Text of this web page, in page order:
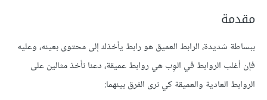
مقدمة
ببساطة شديدة، الرابط العميق هو رابط يأخذك إلى محتوى بعينه، وعليه
فإن أغلب الروابط في الوِب هي روابط عميقة، دعنا نأخذ مثالين على
الروابط العادية والعميقة كي نرى الفرق بينهما: